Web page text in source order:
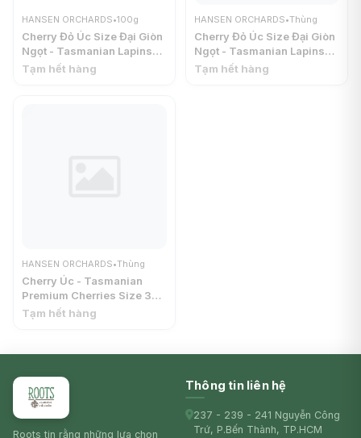
HANSEN ORCHARDS•100g
Cherry Đỏ Úc Size Đại Giòn
Ngọt - Tasmanian Lapins
Cherries - Size 30-32 -
Tạm hết hàng
HANSEN ORCHARDS•Thùng
Cherry Đỏ Úc Size Đại Giòn
Ngọt - Tasmanian Lapins
Cherries - Size 30-32
Tạm hết hàng
HANSEN ORCHARDS•Thùng
Cherry Úc - Tasmanian
Premium Cherries Size 32-
34 (2kg) - HANSEN
Tạm hết hàng
Roots tin rằng những lựa chọn
Thông tin liên hệ
237 - 239 - 241 Nguyễn Công
Trứ, P.Bến Thành, TP.HCM